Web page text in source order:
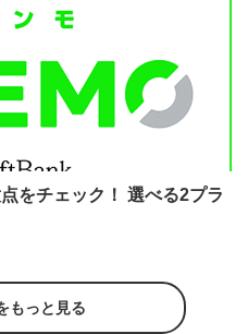
をチェック！ 選べる2プラ
もっと見る